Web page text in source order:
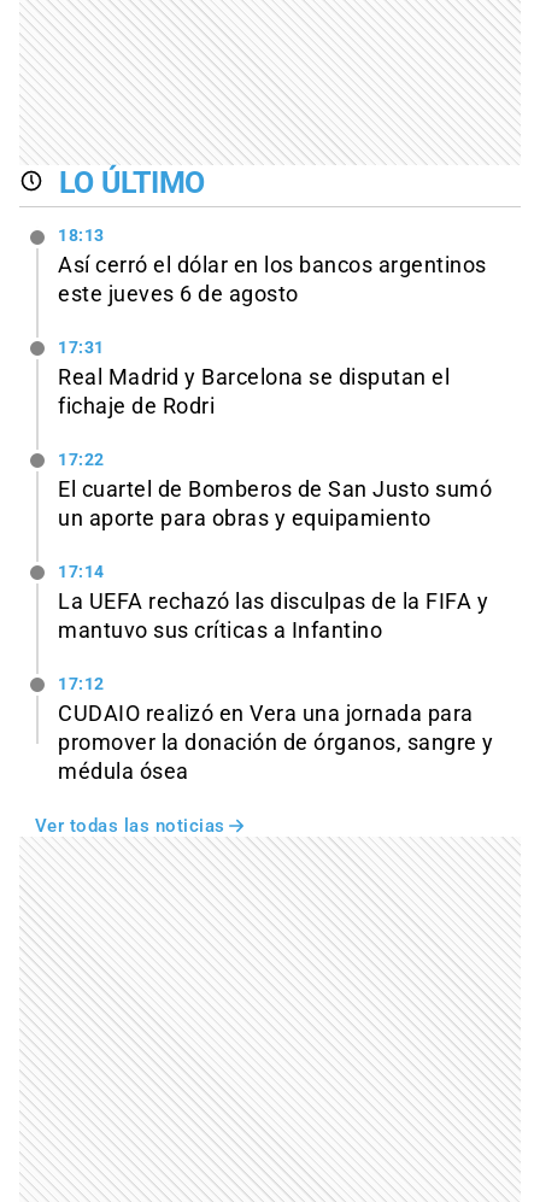
LO ÚLTIMO
18:13
Así cerró el dólar en los bancos argentinos
este jueves 6 de agosto
17:31
Real Madrid y Barcelona se disputan el
fichaje de Rodri
17:22
El cuartel de Bomberos de San Justo sumó
un aporte para obras y equipamiento
17:14
La UEFA rechazó las disculpas de la FIFA y
mantuvo sus críticas a Infantino
17:12
CUDAIO realizó en Vera una jornada para
promover la donación de órganos, sangre y
médula ósea
Ver todas las noticias